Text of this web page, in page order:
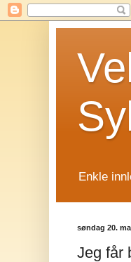
Enkle
søndag 20.
Jeg får